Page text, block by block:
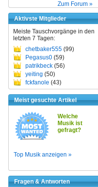
Zum Forum »
Aktivste Mitglieder
Meiste Tauschvorgänge in den
letzten 7 Tagen:
chetbaker555 (99)
Pegasus0 (59)
patrikbeck (56)
yeiting (50)
fckfanole (43)
Meist gesuchte Artikel
Welche
Musik ist
gefragt?
Top Musik anzeigen »
Fragen & Antworten